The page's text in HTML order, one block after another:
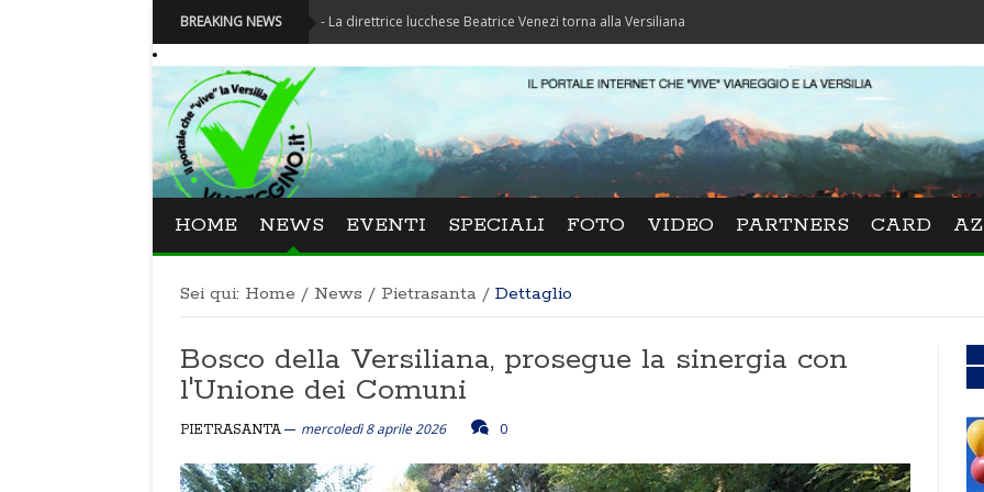
BREAKING NEWS
Festival La Versiliana - La direttrice lucchese Beatrice Venezi torna alla Versiliana
HOME NEWS EVENTI SPECIALI FOTO VIDEO PARTNERS CARD
Sei qui: Home / News / Pietrasanta / Dettaglio
Bosco della Versiliana, prosegue la sinergia con
l'Unione dei Comuni
PIETRASANTA mercoledì 8 aprile 2026 0